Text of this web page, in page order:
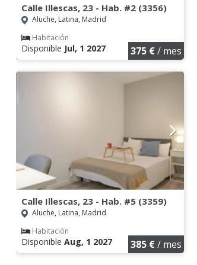
Calle Illescas, 23 - Hab. #2 (3356)
Aluche, Latina, Madrid
Habitación
Disponible Jul, 1 2027 375 €/ mes
Calle Illescas, 23 - Hab. #5 (3359)
Aluche, Latina, Madrid
Habitación
Disponible Aug, 1 2027 385 €/ mes